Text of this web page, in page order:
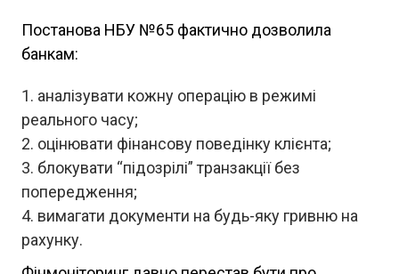
Постанова НБУ №65 фактично дозволила
банкам:
аналізувати кожну операцію в режимі
реального часу;
оцінювати фінансову поведінку клієнта;
блокувати “підозрілі” транзакції без
попередження;
вимагати документи на будь-яку гривню на
рахунку.